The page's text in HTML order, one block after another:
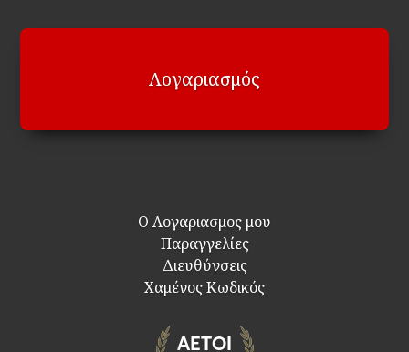
Λογαριασμός
Ο Λογαριασμος μου
Παραγγελίες
Διευθύνσεις
Χαμένος Κωδικός